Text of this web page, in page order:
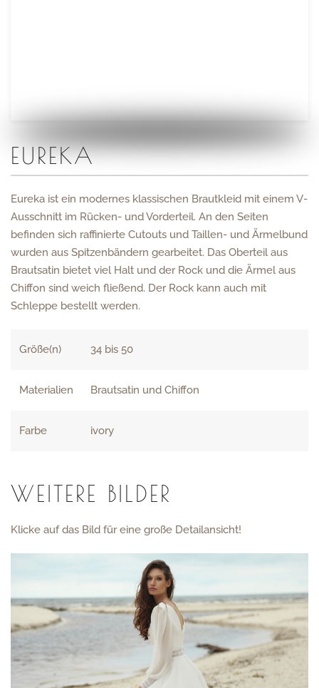
EUREKA
Eureka ist ein modernes klassischen Brautkleid mit einem V-
Ausschnitt im Rücken- und Vorderteil. An den Seiten
befinden sich raffinierte Cutouts und Taillen- und Ärmelbund
wurden aus Spitzenbändern gearbeitet. Das Oberteil aus
Brautsatin bietet viel Halt und der Rock und die Ärmel aus
Chiffon sind weich fließend. Der Rock kann auch mit
Schleppe bestellt werden.
Größe(n) 34 bis 50
Materialien Brautsatin und Chiffon
Farbe ivory
WEITERE BILDER
Klicke auf das Bild für eine große Detailansicht!